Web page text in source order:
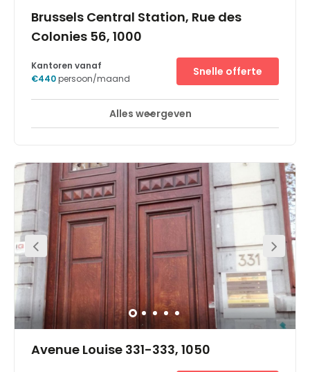
Brussels Central Station, Rue des
Colonies 56, 1000
Break-Out Ruimtes
the offices in the building that overlook the Cathedral of
Saint Michael and Saint Gudula. The offices and
workplaces are located on the ground, second and the
third floor and are dedicated to the Bajau.
Kantoren vanaf
€440persoon/maand
Snelle offerte
Alles weergeven
Avenue Louise 331-333, 1050